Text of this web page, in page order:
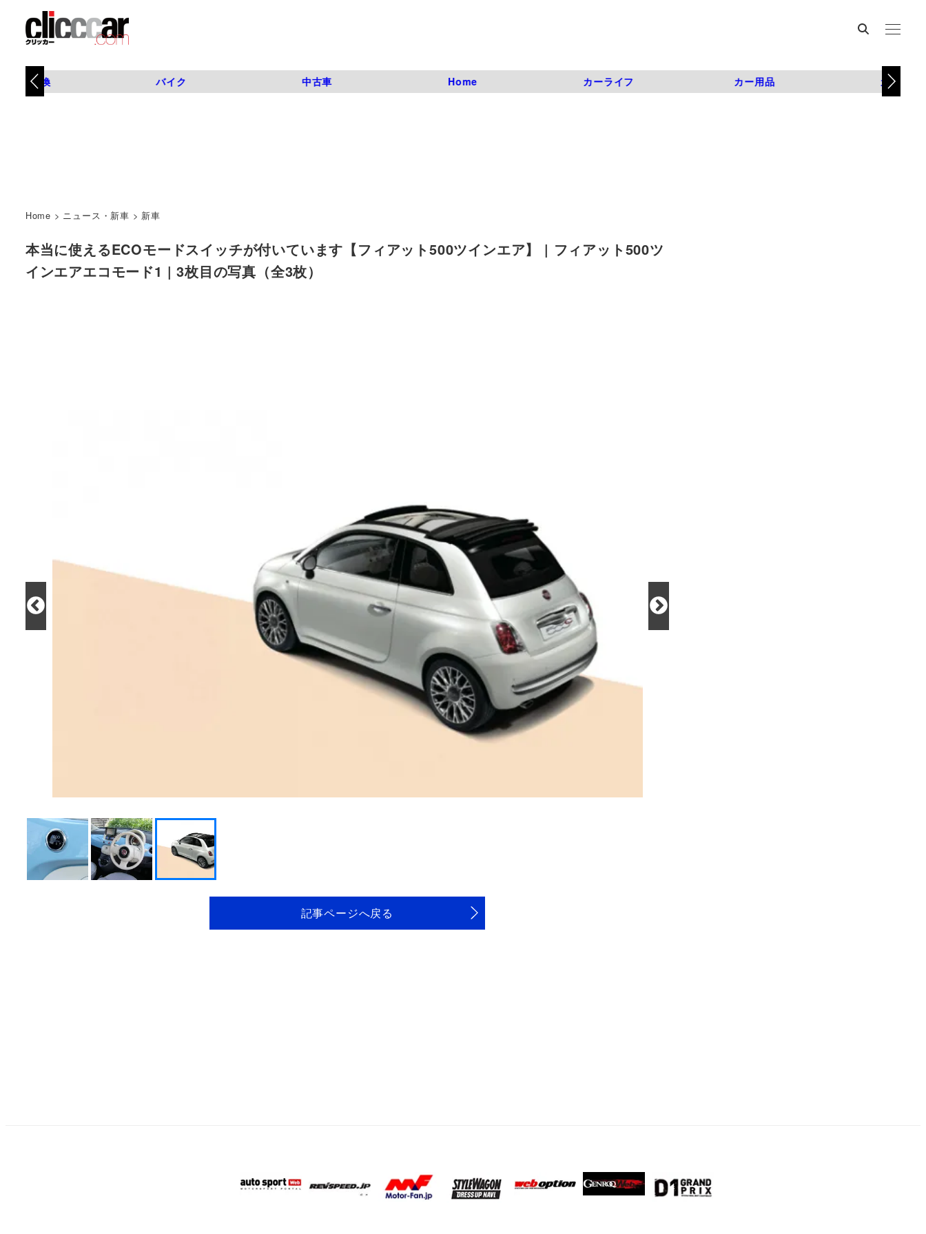
タイヤ交換 バイク 中古車 Home カーライフ カー用品 カスタム
Home > ニュース・新車 > 新車
本当に使えるECOモードスイッチが付いています【フィアット500ツインエア】 | フィアット500ツ
インエアエコモード1 | 3枚目の写真（全3枚）
記事ページへ戻る